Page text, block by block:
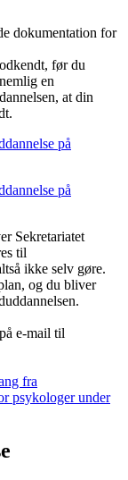
dokumentation for
før du
en
at din
på
på
Sekretariatet
til
ikke selv gøre.
og du bliver
e-mail til
fra
psykologer under